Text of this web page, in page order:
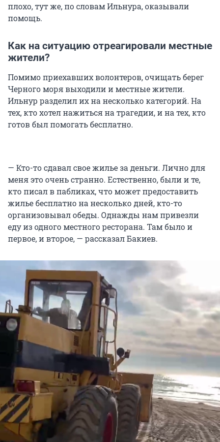
плохо, тут же, по словам Ильнура, оказывали
помощь.
Как на ситуацию отреагировали местные
жители?
Помимо приехавших волонтеров, очищать берег
Черного моря выходили и местные жители.
Ильнур разделил их на несколько категорий. На
тех, кто хотел нажиться на трагедии, и на тех, кто
готов был помогать бесплатно.
— Кто-то сдавал свое жилье за деньги. Лично для
меня это очень странно. Естественно, были и те,
кто писал в пабликах, что может предоставить
жилье бесплатно на несколько дней, кто-то
организовывал обеды. Однажды нам привезли
еду из одного местного ресторана. Там было и
первое, и второе, — рассказал Бакиев.